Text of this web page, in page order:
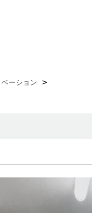
ベーション